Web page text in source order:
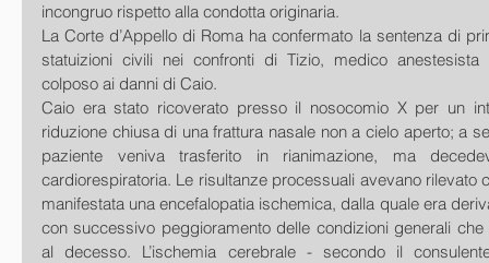
incongruo rispetto alla condotta originaria.
La Corte d’Appello di Roma ha confermato la sentenza di
statuizioni civili nei confronti di Tizio, medico
colposo ai danni di Caio.
Caio era stato ricoverato presso il nosocomio X per un
riduzione chiusa di una frattura nasale non a cielo aperto; a
paziente veniva trasferito in rianimazione, ma
cardiorespiratoria. Le risultanze processuali avevano rilevato
manifestata una encefalopatia ischemica, dalla quale era
con successivo peggioramento delle condizioni generali
al decesso. L’ischemia cerebrale - secondo il